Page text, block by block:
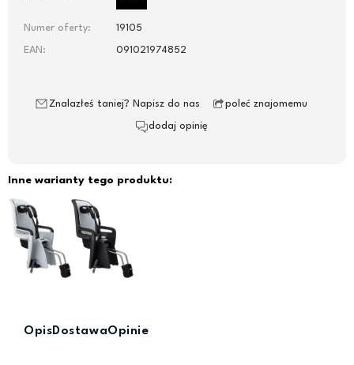
Numer oferty: 19105
EAN: 091021974852
Znalazłeś taniej? Napisz do nas poleć znajomemu
dodaj opinię
Inne warianty tego produktu:
OpisDostawaOpinie